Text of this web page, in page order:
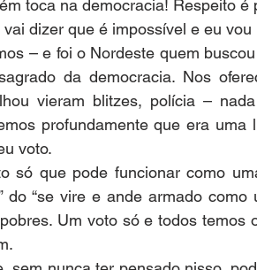
toca na democracia! Respeito
vai dizer que é impossível e eu vou
– e foi o Nordeste quem
da democracia. Nos
vieram blitzes, polícia –
profundamente que era
voto.
só que pode funcionar como
do “se vire e ande armado
Um voto só e todos temos